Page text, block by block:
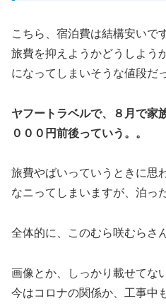
こちら、宿泊費は結構安いです
旅費を抑えようかどうしよう
になってしまいそうな値段だ
ヤフートラベルで、８月で家
０００円前後っていう。。
旅費やばいっていうときに思
なニってしまいますが、泊っ
全体的に、このむら咲むらさ
画像とか、しっかり載せてな
今はコロナの関係か、工事中